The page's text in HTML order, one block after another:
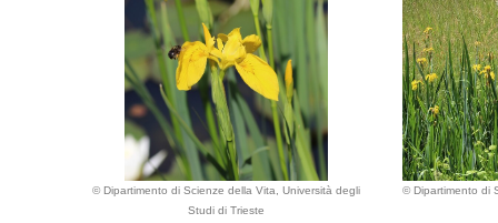
© Dipartimento di Scienze della Vita, Università degli
Studi di Trieste
© Dipartimento di